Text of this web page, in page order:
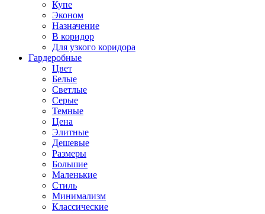
Купе
Эконом
Назначение
В коридор
Для узкого коридора
Гардеробные
Цвет
Белые
Светлые
Серые
Темные
Цена
Элитные
Дешевые
Размеры
Большие
Маленькие
Стиль
Минимализм
Классические